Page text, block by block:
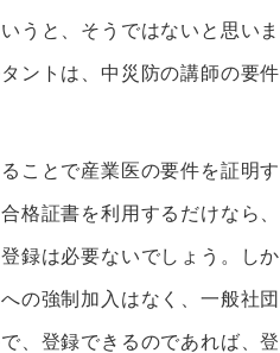
うと、そうではないと思いま
ントは、中災防の講師の要件
ことで産業医の要件を証明す
格証書を利用するだけなら、
録は必要ないでしょう。しか
の強制加入はなく、一般社団
、登録できるのであれば、登